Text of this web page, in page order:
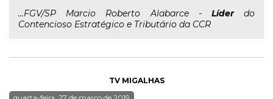
...FGV/SP Marcio Roberto Alabarce - Líderdo
Contencioso Estratégico e Tributário da CCR
TV MIGALHAS